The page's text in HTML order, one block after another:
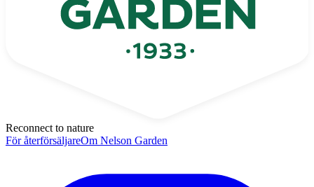
Reconnect to nature
För återförsäljareOm Nelson Garden